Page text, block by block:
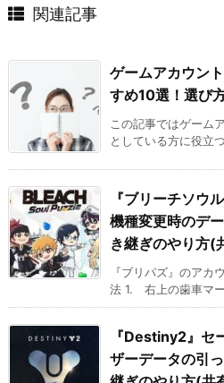
関連記事
ゲームアカウン
すめ10選！選び
この記事ではゲーム
としている方に役立
『ブリーチソウ
機種変更時のデ
き継ぎのやり方(
『ブリパズ』のアカ
法 1. 右上の歯車マ
『Destiny2』セ
ザーデータの引